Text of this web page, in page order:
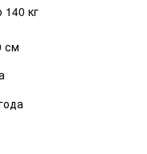
140 кг
см